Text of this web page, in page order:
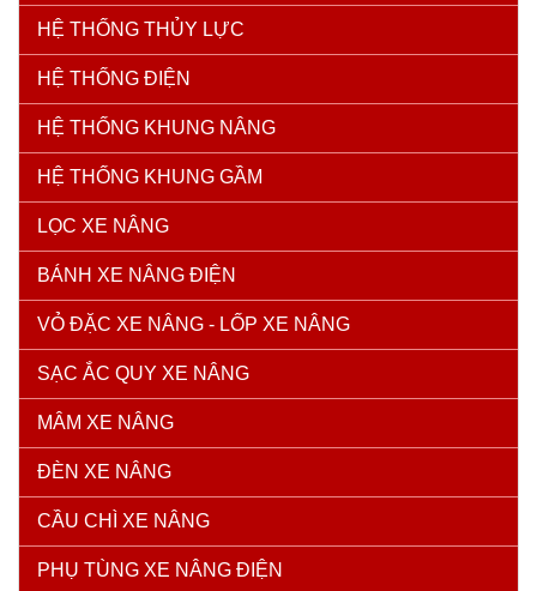
HỆ THỐNG THỦY LỰC
HỆ THỐNG ĐIỆN
HỆ THỐNG KHUNG NÂNG
HỆ THỐNG KHUNG GẦM
LỌC XE NÂNG
BÁNH XE NÂNG ĐIỆN
VỎ ĐẶC XE NÂNG - LỐP XE NÂNG
SẠC ẮC QUY XE NÂNG
MÂM XE NÂNG
ĐÈN XE NÂNG
CẦU CHÌ XE NÂNG
PHỤ TÙNG XE NÂNG ĐIỆN